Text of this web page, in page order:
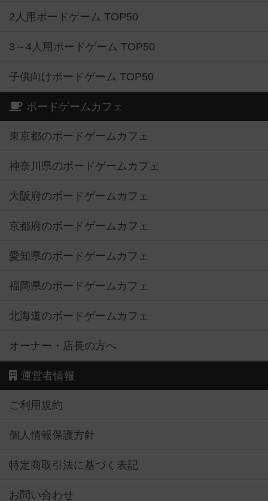
2人用ボードゲーム TOP50
3～4人用ボードゲーム TOP50
子供向けボードゲーム TOP50
ボードゲームカフェ
東京都のボードゲームカフェ
神奈川県のボードゲームカフェ
大阪府のボードゲームカフェ
京都府のボードゲームカフェ
愛知県のボードゲームカフェ
福岡県のボードゲームカフェ
北海道のボードゲームカフェ
オーナー・店長の方へ
運営者情報
ご利用規約
個人情報保護方針
特定商取引法に基づく表記
お問い合わせ